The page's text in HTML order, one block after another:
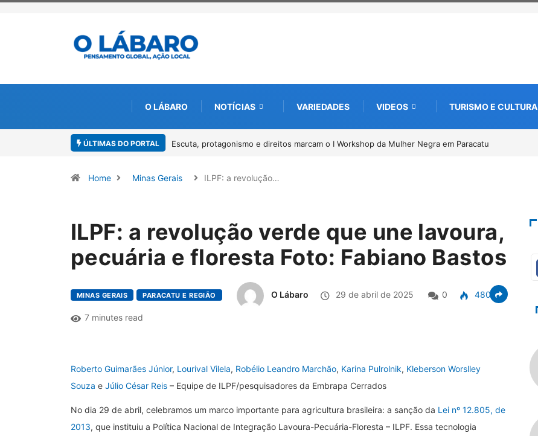
O LÁBARO NOTÍCIAS VARIEDADES VIDEOS TURISMO E CULTURA
ÚLTIMAS DO PORTAL
I Workshop da Mulher Negra em Paracatu Conab inicia recebimento de documentos para solicitação do benefício do PSA
Home Minas Gerais ILPF: a revolução…
ILPF: a revolução verde que une lavoura,
pecuária e floresta Foto: Fabiano Bastos
MINAS GERAIS PARACATU E REGIÃO O Lábaro 29 de abril de 2025 0 480
7 minutes read
Roberto Guimarães Júnior, Lourival Vilela, Robélio Leandro Marchão, Karina Pulrolnik, Kleberson Worslley
Souza e Júlio César Reis – Equipe de ILPF/pesquisadores da Embrapa Cerrados
No dia 29 de abril, celebramos um marco importante para agricultura brasileira: a sanção da Lei nº 12.805, de
2013, que instituiu a Política Nacional de Integração Lavoura-Pecuária-Floresta – ILPF. Essa tecnologia